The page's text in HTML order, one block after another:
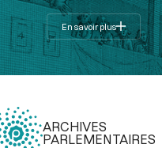
En savoir plus
ARCHIVES
PARLEMENTAIRES